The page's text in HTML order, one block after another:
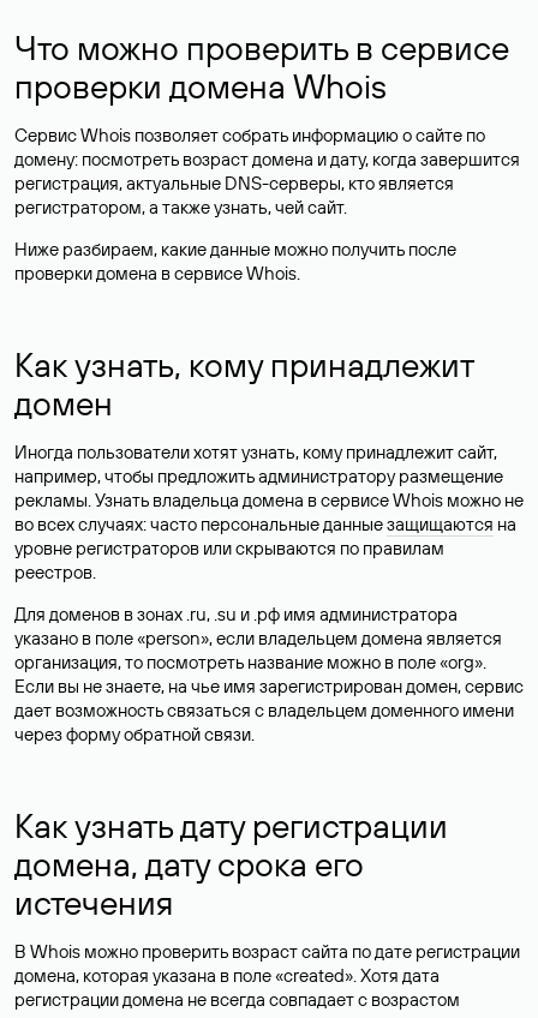
Что можно проверить в сервисе
проверки домена Whois
Сервис Whois позволяет собрать информацию о сайте по
домену: посмотреть возраст домена и дату, когда завершится
регистрация, актуальные DNS-серверы, кто является
регистратором, а также узнать, чей сайт.
Ниже разбираем, какие данные можно получить после
проверки домена в сервисе Whois.
Как узнать, кому принадлежит
домен
Иногда пользователи хотят узнать, кому принадлежит сайт,
например, чтобы предложить администратору размещение
рекламы. Узнать владельца домена в сервисе Whois можно не
во всех случаях: часто персональные данныезащищаются на
уровне регистраторов или скрываются по правилам
реестров.
Для доменов в зонах .ru, .su и .рф имя администратора
указано в поле «person», если владельцем домена является
организация, то посмотреть название можно в поле «org».
Если вы не знаете, на чье имя зарегистрирован домен, сервис
дает возможность связаться с владельцем доменного имени
через форму обратной связи.
Как узнать дату регистрации
домена, дату срока его
истечения
В Whois можно проверить возраст сайта по дате регистрации
домена, которая указана в поле «created». Хотя дата
регистрации домена не всегда совпадает с возрастом